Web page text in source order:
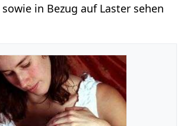
in Bezug auf Laster sehen